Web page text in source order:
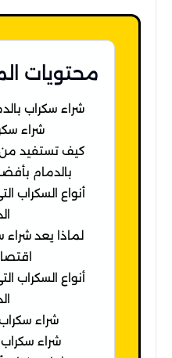
محتويات
شراء سكراب
شراء
كيف تستفيد
بالدمام
أنواع السكراب
لماذا يعد شراء
أنواع السكراب
شراء
شراء